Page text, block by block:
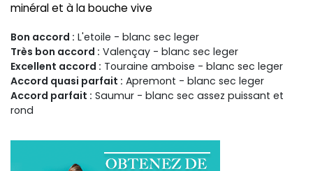
minéral et à la bouche vive
Bon accord : L'etoile - blanc sec leger
Très bon accord : Valençay - blanc sec leger
Excellent accord : Touraine amboise - blanc sec leger
Accord quasi parfait : Apremont - blanc sec leger
Accord parfait : Saumur - blanc sec assez puissant et
rond